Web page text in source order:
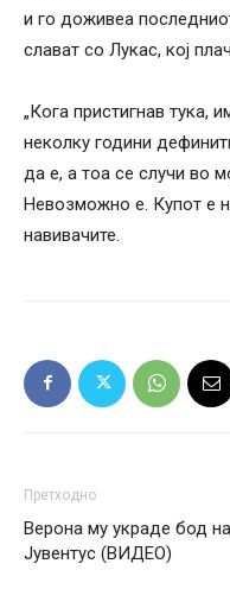
и го доживеа
слават со Лукас, кој
„Кога пристигнав тука,
неколку години
да е, а тоа се случи во
Невозможно е. Купот е
навивачите.
Претходно
Верона му украде бод на
Јувентус (ВИДЕО)